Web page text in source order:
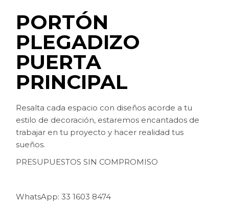
PORTÓN
PLEGADIZO
PUERTA
PRINCIPAL
Resalta cada espacio con diseños acorde a tu
estilo de decoración, estaremos encantados de
trabajar en tu proyecto y hacer realidad tus
sueños.
PRESUPUESTOS SIN COMPROMISO
WhatsApp: 33 1603 8474